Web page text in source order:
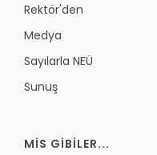
Rektör'den
Medya
Sayılarla NEÜ
Sunuş
MIS GIBILER...